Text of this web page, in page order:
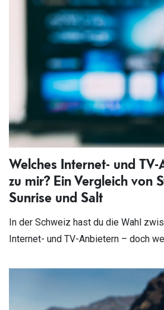
Welches Internet- und
zu mir? Ein Vergleich von
Sunrise und Salt
In der Schweiz hast du die Wahl
Internet- und TV-Anbietern – doch